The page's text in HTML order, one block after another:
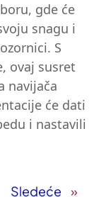
gde će
snagu i
S
ovaj susret
navijača
će dati
i nastavili
Sledeće »